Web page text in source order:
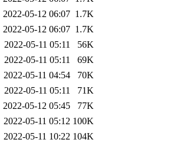
2022-05-12 06:07 1.7K
2022-05-12 06:07 1.7K
2022-05-11 05:11
56K
2022-05-11 05:11
69K
2022-05-11 04:54
70K
2022-05-11 05:11
71K
2022-05-12 05:45
77K
2022-05-11 05:12 100K
2022-05-11 10:22 104K